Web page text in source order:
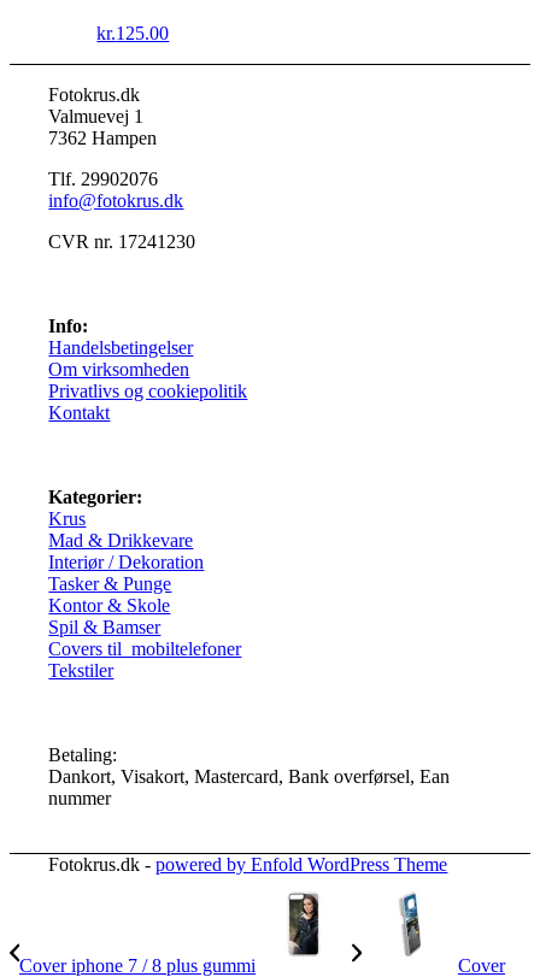
kr.125.00
Fotokrus.dk
Valmuevej 1
7362 Hampen
Tlf. 29902076
info@fotokrus.dk
CVR nr. 17241230
Info:
Handelsbetingelser
Om virksomheden
Privatlivs og cookiepolitik
Kontakt
Kategorier:
Krus
Mad & Drikkevare
Interiør / Dekoration
Tasker & Punge
Kontor & Skole
Spil & Bamser
Covers til mobiltelefoner
Tekstiler
Betaling:
Dankort, Visakort, Mastercard, Bank overførsel, Ean
nummer
Fotokrus.dk -powered by Enfold WordPress Theme
Cover iphone 7 / 8 plus gummi Cover